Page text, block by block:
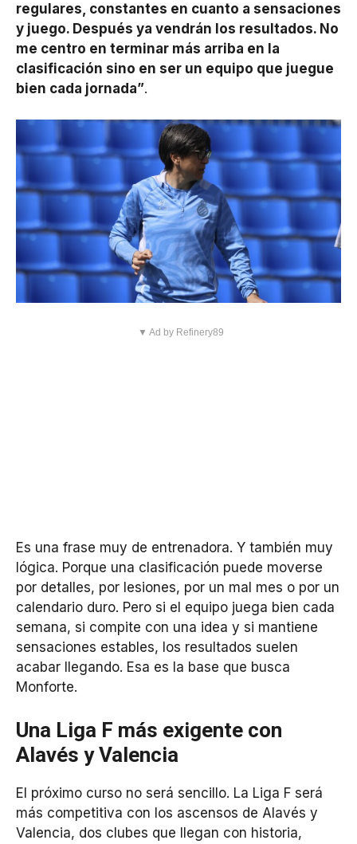
regulares, constantes en cuanto a sensaciones
y juego. Después ya vendrán los resultados. No
me centro en terminar más arriba en la
clasificación sino en ser un equipo que juegue
bien cada jornada”.
▼ Ad by Refinery89
Es una frase muy de entrenadora. Y también muy
lógica. Porque una clasificación puede moverse
por detalles, por lesiones, por un mal mes o por un
calendario duro. Pero si el equipo juega bien cada
semana, si compite con una idea y si mantiene
sensaciones estables, los resultados suelen
acabar llegando. Esa es la base que busca
Monforte.
Una Liga F más exigente con
Alavés y Valencia
El próximo curso no será sencillo. La Liga F será
más competitiva con los ascensos de Alavés y
Valencia, dos clubes que llegan con historia,